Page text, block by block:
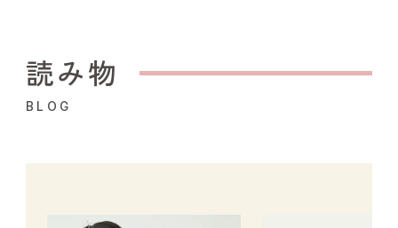
読み物
BLOG